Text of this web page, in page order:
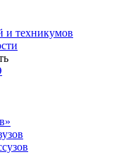
и техникумов